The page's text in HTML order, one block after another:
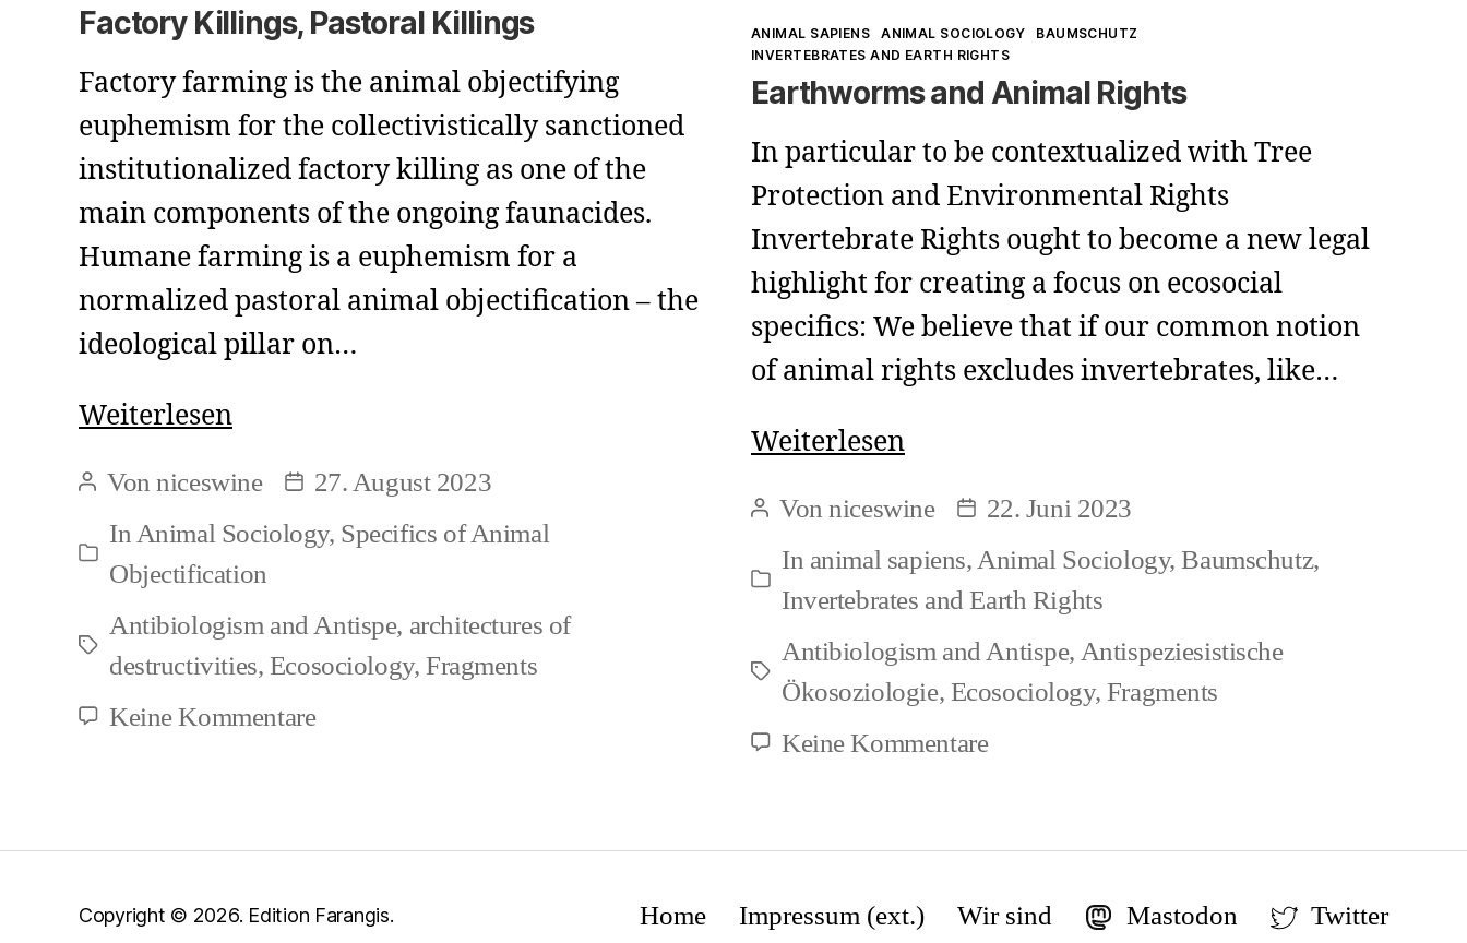
Factory Killings, Pastoral Killings
Factory farming is the animal objectifying
euphemism for the collectivistically sanctioned
institutionalized factory killing as one of the
main components of the ongoing faunacides.
Humane farming is a euphemism for a
normalized pastoral animal objectification – the
ideological pillar on…
WeiterlesenFactory
Pastoral
Killings
Beitragsautor
Vonniceswine Beitragsdatum
27. August 2023
Kategorien
In Animal Sociology, Specifics of Animal
Objectification
Schlagwörter
Antibiologism and Antispe, architectures of
destructivities, Ecosociology, Fragments
Keine Kommentarezu
Kategorien
ANIMAL SAPIENS ANIMAL SOCIOLOGY
BAUMSCHUTZ
INVERTEBRATES AND EARTH RIGHTS
Earthworms and Animal Rights
In particular to be contextualized with Tree
Protection and Environmental Rights
Invertebrate Rights ought to become a new legal
highlight for creating a focus on ecosocial
specifics: We believe that if our common notion
of animal rights excludes invertebrates, like…
WeiterlesenEarthworms
Animal
Rights
Beitragsautor
Vonniceswine Beitragsdatum
22. Juni 2023
Kategorien
In animal sapiens, Animal Sociology,Baumschutz,
Invertebrates and Earth Rights
Schlagwörter
Antibiologism and Antispe, Antispeziesistische
Ökosoziologie, Ecosociology, Fragments
Keine Kommentarezu
Rights
Copyright © 2026. Edition Farangis. Home Impressum (ext.) Wir sind Mastodon Twitter